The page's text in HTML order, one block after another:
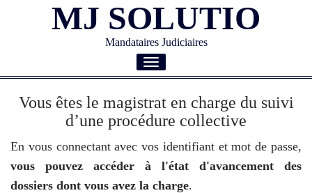
MJ SOLUTIO
Mandataires Judiciaires
Toggle
Vous êtes le magistrat en charge du suivi
d’une procédure collective
En vous connectant avec vos identifiant et mot de passe,
vous pouvez accéder à l'état d'avancement des
dossiers dont vous avez la charge.